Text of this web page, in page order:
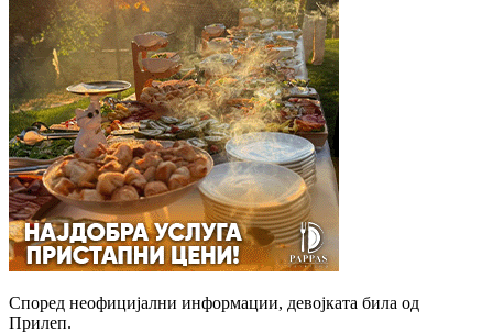
Според неофицијални информации, девојката била од
Прилеп.